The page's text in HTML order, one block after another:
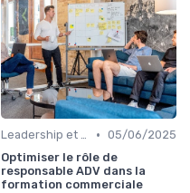
Leadership et management commercial • 05/06/2025
Optimiser le rôle de
responsable ADV dans la
formation commerciale